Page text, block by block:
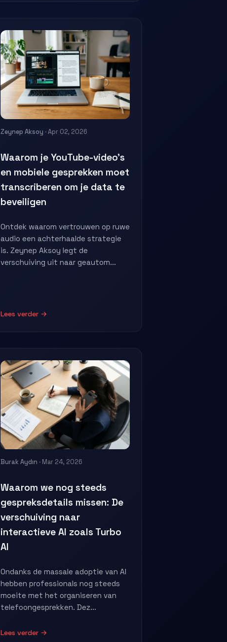
Zeynep Aksoy · Apr 02, 2026
Waarom je YouTube-video's
en mobiele gesprekken moet
transcriberen om je data te
beveiligen
Ontdek waarom vertrouwen op ruwe
audio een achterhaalde strategie
is. Zeynep Aksoy legt de
verschuiving uit naar geautom...
Lees verder →
Burak Aydın · Mar 24, 2026
Waarom we nog steeds
gespreksdetails missen: De
verschuiving naar
interactieve AI zoals Turbo
AI
Ondanks de massale adoptie van AI
hebben professionals nog steeds
moeite met het organiseren van
telefoongesprekken. Dez...
Lees verder →